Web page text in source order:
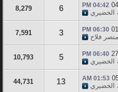
04:42 PM
الخضيري 6
8,279
06:30 PM
فلاح 3
7,591
06:40 PM
الخضيري 5
10,793
01:53 AM
الخضيري 13
44,731